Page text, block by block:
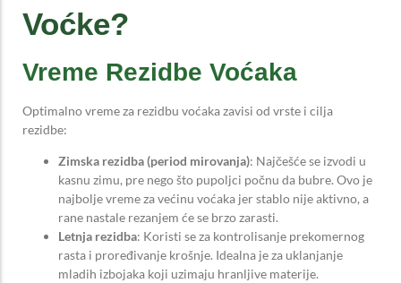
Voćke?
Vreme Rezidbe Voćaka
Optimalno vreme za rezidbu voćaka zavisi od vrste i cilja
rezidbe:
Zimska rezidba (period mirovanja): Najčešće se izvodi u
kasnu zimu, pre nego što pupoljci počnu da bubre. Ovo je
najbolje vreme za većinu voćaka jer stablo nije aktivno, a
rane nastale rezanjem će se brzo zarasti.
Letnja rezidba: Koristi se za kontrolisanje prekomernog
rasta i proređivanje krošnje. Idealna je za uklanjanje
mladih izbojaka koji uzimaju hranljive materije.